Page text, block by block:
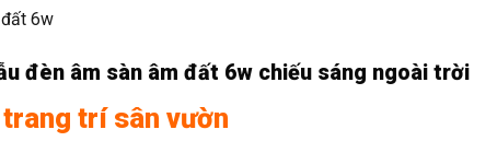
đèn âm sàn âm đất 6w chiếu sáng ngoài trời
trí sân vườn